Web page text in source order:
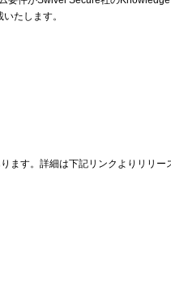
たします。
ます。詳細は下記リンクよりリリー